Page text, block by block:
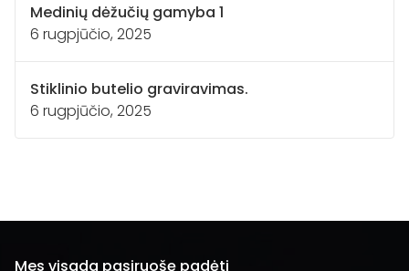
Medinių dėžučių gamyba 1
6 rugpjūčio, 2025
Stiklinio butelio graviravimas.
6 rugpjūčio, 2025
Mes visada pasiruošę padėti